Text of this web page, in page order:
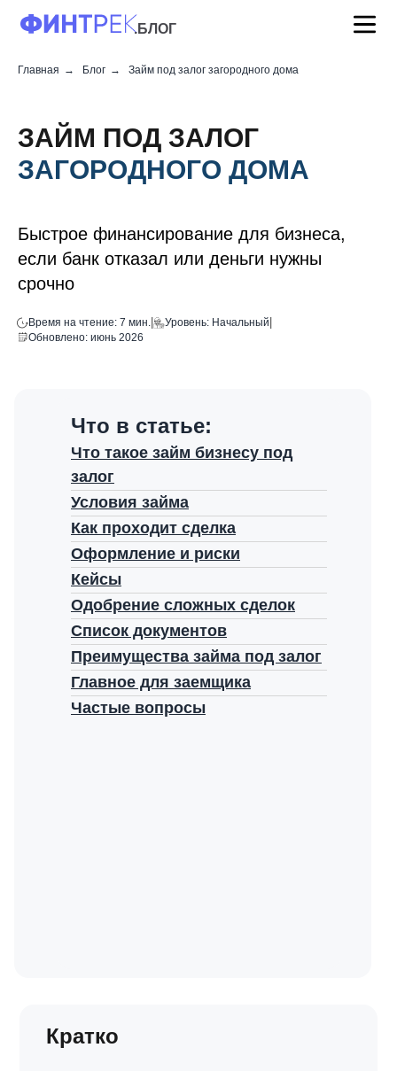
.БЛОГ
Главная → Блог → Займ под залог загородного дома
ЗАЙМ ПОД ЗАЛОГ
ЗАГОРОДНОГО ДОМА
Быстрое финансирование для бизнеса,
если банк отказал или деньги нужны
срочно
Время на чтение: 7 мин. Уровень: Начальный
Обновлено: июнь 2026
Что в статье:
Что такое займ бизнесу под
залог
Условия займа
Как проходит сделка
Оформление и риски
Кейсы
Одобрение сложных сделок
Список документов
Преимущества займа под залог
Главное для заемщика
Частые вопросы
Кратко